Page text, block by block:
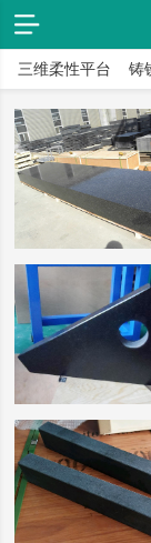
三维柔性平台 铸